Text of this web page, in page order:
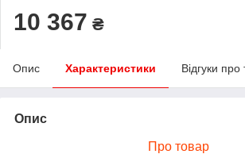
10 367 ₴
Опис Характеристики Відгуки про
Опис
Про товар